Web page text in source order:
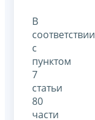
В
соответствии
с
пунктом
7
статьи
80
части